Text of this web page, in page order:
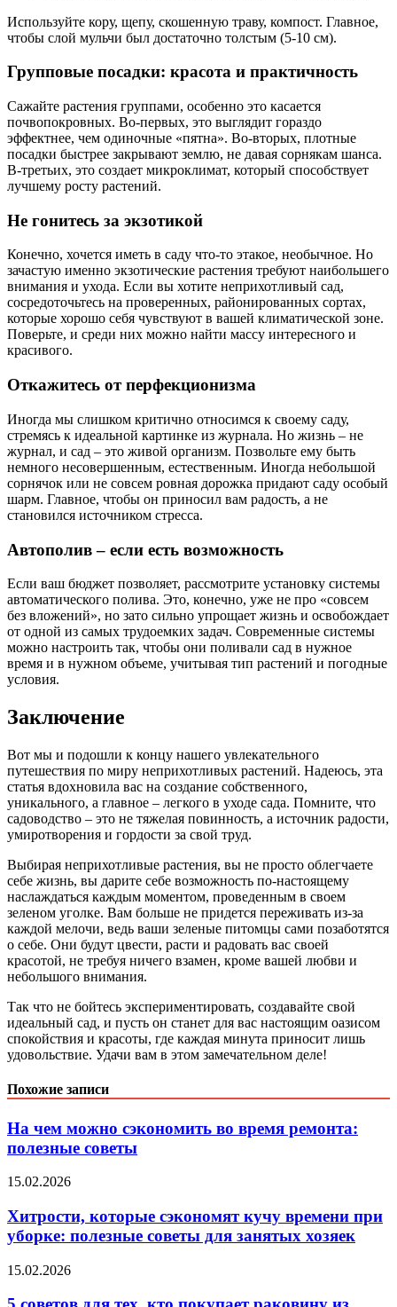
Используйте кору, щепу, скошенную траву, компост. Главное,
чтобы слой мульчи был достаточно толстым (5-10 см).
Групповые посадки: красота и практичность
Сажайте растения группами, особенно это касается
почвопокровных. Во-первых, это выглядит гораздо
эффектнее, чем одиночные «пятна». Во-вторых, плотные
посадки быстрее закрывают землю, не давая сорнякам шанса.
В-третьих, это создает микроклимат, который способствует
лучшему росту растений.
Не гонитесь за экзотикой
Конечно, хочется иметь в саду что-то этакое, необычное. Но
зачастую именно экзотические растения требуют наибольшего
внимания и ухода. Если вы хотите неприхотливый сад,
сосредоточьтесь на проверенных, районированных сортах,
которые хорошо себя чувствуют в вашей климатической зоне.
Поверьте, и среди них можно найти массу интересного и
красивого.
Откажитесь от перфекционизма
Иногда мы слишком критично относимся к своему саду,
стремясь к идеальной картинке из журнала. Но жизнь – не
журнал, и сад – это живой организм. Позвольте ему быть
немного несовершенным, естественным. Иногда небольшой
сорнячок или не совсем ровная дорожка придают саду особый
шарм. Главное, чтобы он приносил вам радость, а не
становился источником стресса.
Автополив – если есть возможность
Если ваш бюджет позволяет, рассмотрите установку системы
автоматического полива. Это, конечно, уже не про «совсем
без вложений», но зато сильно упрощает жизнь и освобождает
от одной из самых трудоемких задач. Современные системы
можно настроить так, чтобы они поливали сад в нужное
время и в нужном объеме, учитывая тип растений и погодные
условия.
Заключение
Вот мы и подошли к концу нашего увлекательного
путешествия по миру неприхотливых растений. Надеюсь, эта
статья вдохновила вас на создание собственного,
уникального, а главное – легкого в уходе сада. Помните, что
садоводство – это не тяжелая повинность, а источник радости,
умиротворения и гордости за свой труд.
Выбирая неприхотливые растения, вы не просто облегчаете
себе жизнь, вы дарите себе возможность по-настоящему
наслаждаться каждым моментом, проведенным в своем
зеленом уголке. Вам больше не придется переживать из-за
каждой мелочи, ведь ваши зеленые питомцы сами позаботятся
о себе. Они будут цвести, расти и радовать вас своей
красотой, не требуя ничего взамен, кроме вашей любви и
небольшого внимания.
Так что не бойтесь экспериментировать, создавайте свой
идеальный сад, и пусть он станет для вас настоящим оазисом
спокойствия и красоты, где каждая минута приносит лишь
удовольствие. Удачи вам в этом замечательном деле!
Похожие записи
На чем можно сэкономить во время ремонта:
полезные советы
15.02.2026
Хитрости, которые сэкономят кучу времени при
уборке: полезные советы для занятых хозяек
15.02.2026